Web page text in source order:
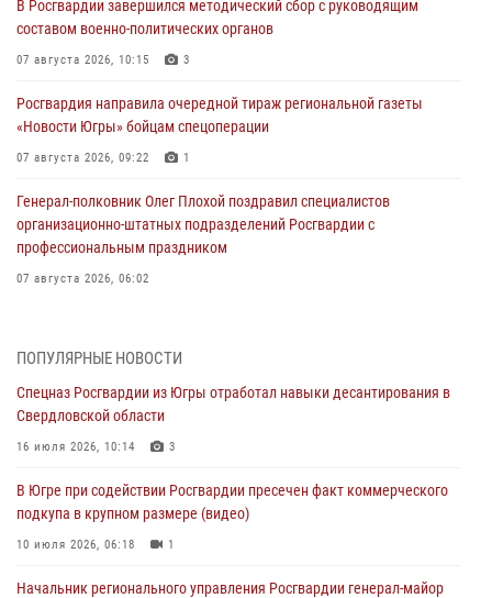
В Росгвардии завершился методический сбор с руководящим
составом военно-политических органов
07 августа 2026, 10:15 3
Росгвардия направила очередной тираж региональной газеты
«Новости Югры» бойцам спецоперации
07 августа 2026, 09:22 1
Генерал-полковник Олег Плохой поздравил специалистов
организационно-штатных подразделений Росгвардии с
профессиональным праздником
07 августа 2026, 06:02
Военнослужащие Росгвардии сбили дрон-разведчик ВСУ на южном
направлении
Офицеры Росгвардии и ветераны войск правопорядка почтили
память генерала армии Ивана Кирилловича Яковлева
ПОПУЛЯРНЫЕ НОВОСТИ
Спецназ Росгвардии из Югры отработал навыки десантирования в
Свердловской области
16 июля 2026, 10:14 3
В Югре при содействии Росгвардии пресечен факт коммерческого
подкупа в крупном размере (видео)
10 июля 2026, 06:18 1
Начальник регионального управления Росгвардии генерал-майор